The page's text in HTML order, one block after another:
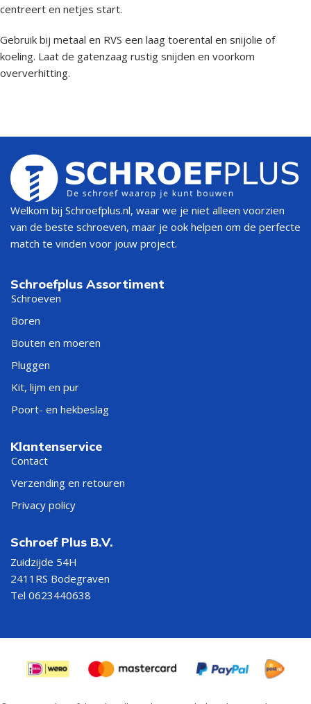
centreert en netjes start.
Gebruik bij metaal en RVS een laag toerental en snijolie of
koeling. Laat de gatenzaag rustig snijden en voorkom
oververhitting.
Welkom bij Schroefplus.nl, waar we je niet alleen voorzien
van de beste schroeven, maar je ook helpen om de perfecte
match te vinden voor jouw project.
Schroefplus Assortiment
Schroeven
Boren
Bouten en moeren
Pluggen
Kit, lijm en pur
Poort- en hekbeslag
Klantenservice
Contact
Verzending en retouren
Privacy policy
Schroef Plus B.V.
Zuidzijde 54H
2411RS Bodegraven
Tel 0623440638